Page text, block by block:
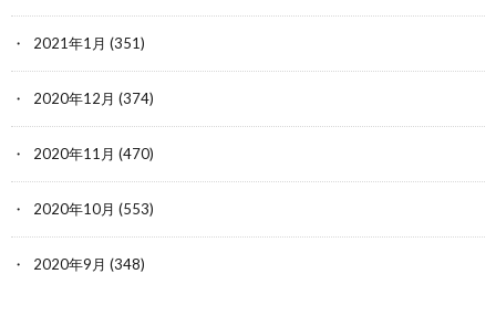
2021年1月 (351)
2020年12月 (374)
2020年11月 (470)
2020年10月 (553)
2020年9月 (348)